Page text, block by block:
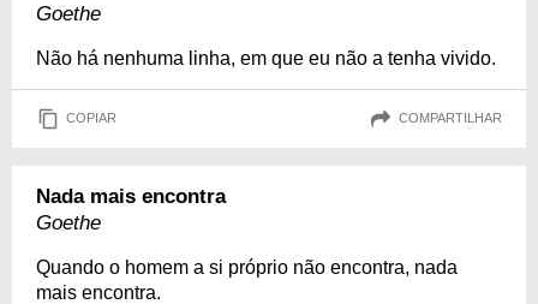
Goethe
Não há nenhuma linha, em que eu não a tenha vivido.
COPIAR COMPARTILHAR
Nada mais encontra
Goethe
Quando o homem a si próprio não encontra, nada
mais encontra.